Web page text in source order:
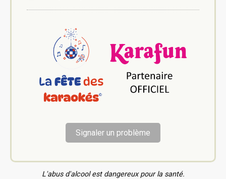
Signaler un problème
L'abus d'alcool est dangereux pour la santé.